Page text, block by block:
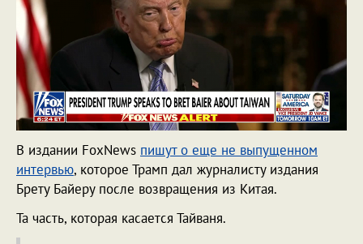
В издании FoxNews пишут о еще не выпущенном
интервью, которое Трамп дал журналисту издания
Брету Байеру после возвращения из Китая.
Та часть, которая касается Тайваня.